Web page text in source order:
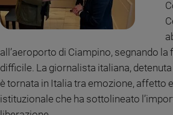
e
valori
e
Creato
Volontariato
Diritti
Aziende
all’aeroporto di Ciampino, segnando la
difficile. La giornalista italiana,
è tornata in Italia tra emozione, affetto
istituzionale che ha sottolineato